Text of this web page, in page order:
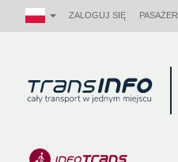
ZALOGUJ SIĘ PASAŻER
Logo